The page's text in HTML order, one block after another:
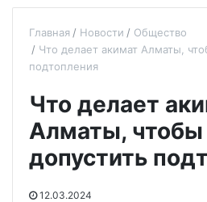
Главная Новости
Общество
Что делает акимат Алматы,
подтопления
Что делает
Алматы, чтобы
допустить
12.03.2024